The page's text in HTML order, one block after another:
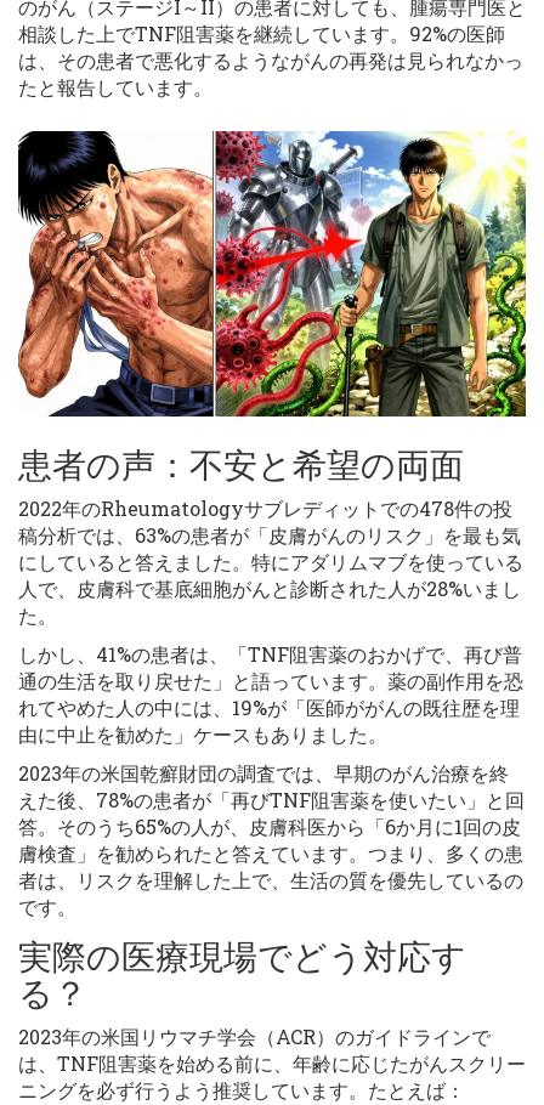
のがん（ステージI～II）の患者に対しても、腫瘍専門医と
相談した上でTNF阻害薬を継続しています。92%の医師
は、その患者で悪化するようながんの再発は見られなかっ
たと報告しています。
患者の声：不安と希望の両面
2022年のRheumatologyサブレディットでの478件の投
稿分析では、63%の患者が「皮膚がんのリスク」を最も気
にしていると答えました。特にアダリムマブを使っている
人で、皮膚科で基底細胞がんと診断された人が28%いまし
た。
しかし、41%の患者は、「TNF阻害薬のおかげで、再び普
通の生活を取り戻せた」と語っています。薬の副作用を恐
れてやめた人の中には、19%が「医師ががんの既往歴を理
由に中止を勧めた」ケースもありました。
2023年の米国乾癬財団の調査では、早期のがん治療を終
えた後、78%の患者が「再びTNF阻害薬を使いたい」と回
答。そのうち65%の人が、皮膚科医から「6か月に1回の皮
膚検査」を勧められたと答えています。つまり、多くの患
者は、リスクを理解した上で、生活の質を優先しているの
です。
実際の医療現場でどう対応す
る？
2023年の米国リウマチ学会（ACR）のガイドラインで
は、TNF阻害薬を始める前に、年齢に応じたがんスクリー
ニングを必ず行うよう推奨しています。たとえば：